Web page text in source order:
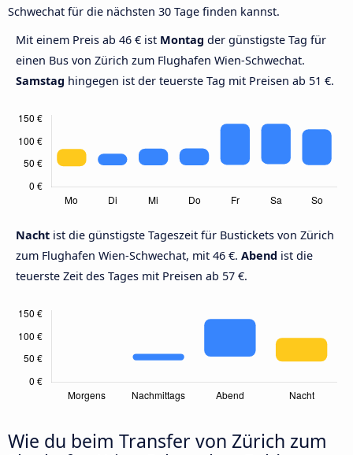
Schwechat für die nächsten 30 Tage finden kannst.
Mit einem Preis ab 46 € ist Montag der günstigste Tag für
einen Bus von Zürich zum Flughafen Wien-Schwechat.
Samstag hingegen ist der teuerste Tag mit Preisen ab 51 €.
Nacht ist die günstigste Tageszeit für Bustickets von Zürich
zum Flughafen Wien-Schwechat, mit 46 €. Abend ist die
teuerste Zeit des Tages mit Preisen ab 57 €.
Wie du beim Transfer von Zürich zum